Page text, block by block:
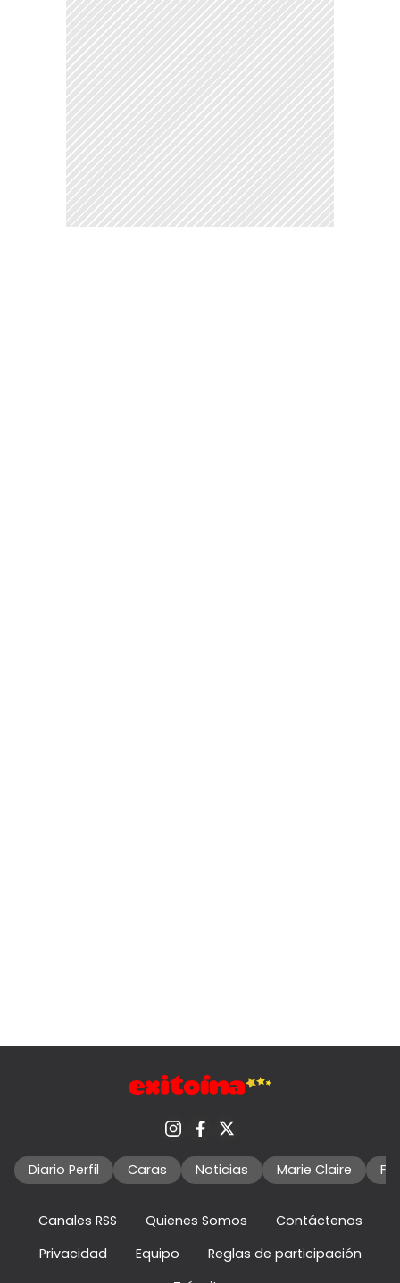
Diario Perfil Caras Noticias Marie Claire
Canales RSS Quienes Somos
Contáctenos
Privacidad
Equipo
Reglas de participación